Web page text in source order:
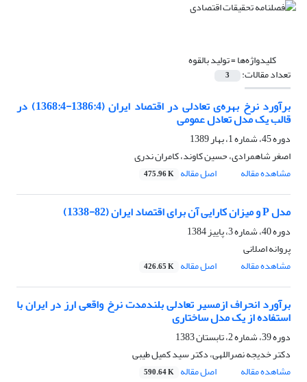
کلیدواژه‌ها =تولید بالقوه
تعداد مقالات: 3
برآورد نرخ بهره‌ی تعادلی در اقتصاد ایران (1386:4-1368:4) در
قالب یک مدل تعادل عمومی
دوره 45، شماره 1، بهار 1389
اصغر شاهمرادی، حسین کاوند، کامران ندری
مشاهده مقاله
اصل مقاله 475.96 K
مدل P و میزان کارایی آن برای اقتصاد ایران (82-1338)
دوره 40، شماره 3، پاییز 1384
پروانه اصلانی
مشاهده مقاله
اصل مقاله 426.65 K
برآورد انحراف ازمسیر تعادلی بلندمدت نرخ واقعی ارز در ایران با
استفاده از یک مدل ساختاری
دوره 39، شماره 2، تابستان 1383
دکتر خدیجه نصراللهى، دکتر سید کمیل طیبى
مشاهده مقاله
اصل مقاله 590.64 K